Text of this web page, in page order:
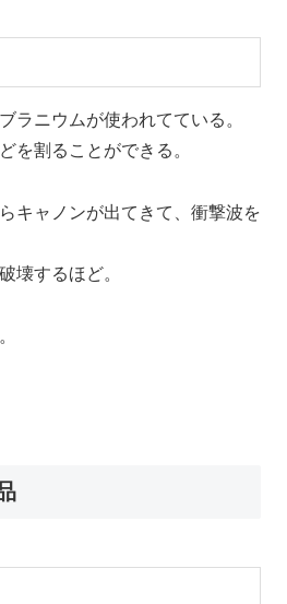
ラニウムが使われてている。
を割ることができる。
キャノンが出てきて、衝撃波を
壊するほど。